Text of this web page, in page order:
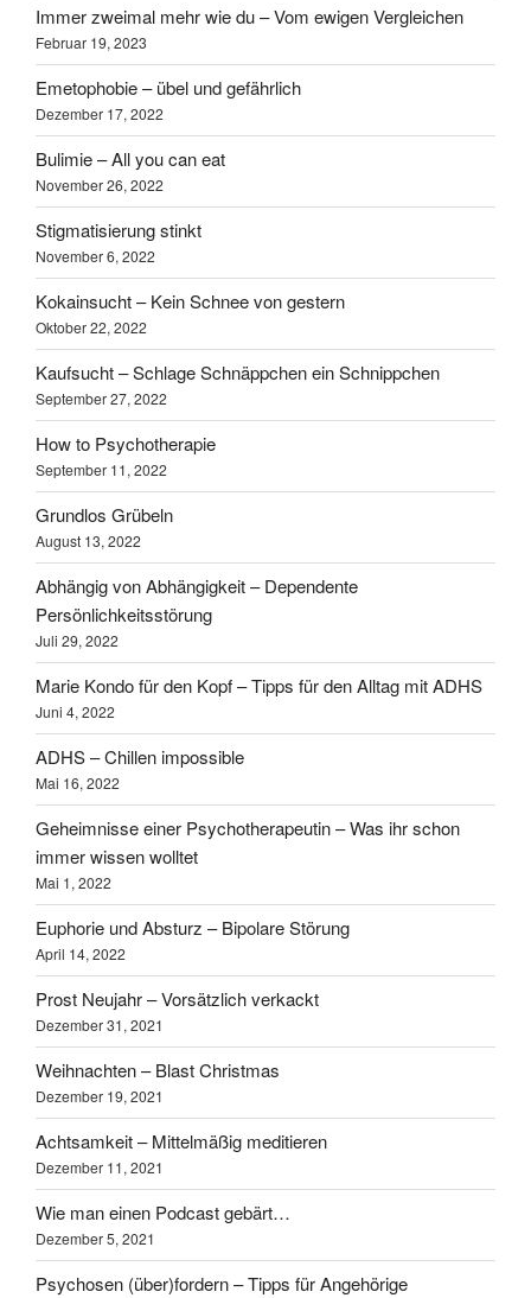
Immer zweimal mehr wie du – Vom ewigen Vergleichen
Februar 19, 2023
Emetophobie – übel und gefährlich
Dezember 17, 2022
Bulimie – All you can eat
November 26, 2022
Stigmatisierung stinkt
November 6, 2022
Kokainsucht – Kein Schnee von gestern
Oktober 22, 2022
Kaufsucht – Schlage Schnäppchen ein Schnippchen
September 27, 2022
How to Psychotherapie
September 11, 2022
Grundlos Grübeln
August 13, 2022
Abhängig von Abhängigkeit – Dependente
Persönlichkeitsstörung
Juli 29, 2022
Marie Kondo für den Kopf – Tipps für den Alltag mit ADHS
Juni 4, 2022
ADHS – Chillen impossible
Mai 16, 2022
Geheimnisse einer Psychotherapeutin – Was ihr schon
immer wissen wolltet
Mai 1, 2022
Euphorie und Absturz – Bipolare Störung
April 14, 2022
Prost Neujahr – Vorsätzlich verkackt
Dezember 31, 2021
Weihnachten – Blast Christmas
Dezember 19, 2021
Achtsamkeit – Mittelmäßig meditieren
Dezember 11, 2021
Wie man einen Podcast gebärt…
Dezember 5, 2021
Psychosen (über)fordern – Tipps für Angehörige